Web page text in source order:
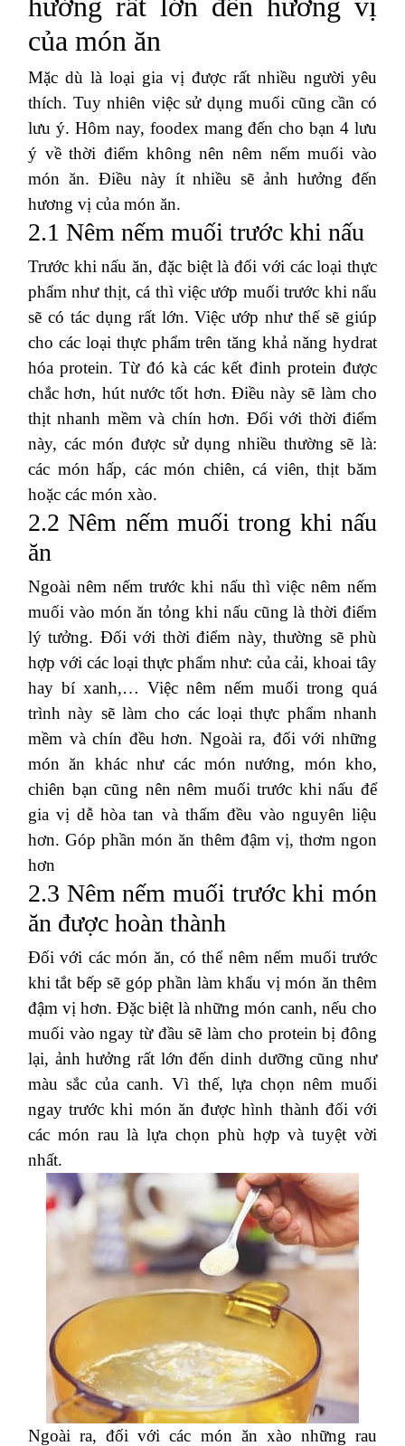
của món ăn
Mặc dù là loại gia vị được rất nhiều người yêu
thích. Tuy nhiên việc sử dụng muối cũng cần có
lưu ý. Hôm nay, foodex mang đến cho bạn 4 lưu
ý về thời điểm không nên nêm nếm muối vào
món ăn. Điều này ít nhiều sẽ ảnh hưởng đến
hương vị của món ăn.
2.1 Nêm nếm muối trước khi nấu
Trước khi nấu ăn, đặc biệt là đối với các loại thực
phẩm như thịt, cá thì việc ướp muối trước khi nấu
sẽ có tác dụng rất lớn. Việc ướp như thế sẽ giúp
cho các loại thực phẩm trên tăng khả năng hydrat
hóa protein. Từ đó kà các kết đinh protein được
chắc hơn, hút nước tốt hơn. Điều này sẽ làm cho
thịt nhanh mềm và chín hơn. Đối với thời điểm
này, các món được sử dụng nhiều thường sẽ là:
các món hấp, các món chiên, cá viên, thịt băm
hoặc các món xào.
2.2 Nêm nếm muối trong khi nấu
ăn
Ngoài nêm nếm trước khi nấu thì việc nêm nếm
muối vào món ăn tỏng khi nấu cũng là thời điểm
lý tưởng. Đối với thời điểm này, thường sẽ phù
hợp với các loại thực phẩm như: của cải, khoai tây
hay bí xanh,… Việc nêm nếm muối trong quá
trình này sẽ làm cho các loại thực phẩm nhanh
mềm và chín đều hơn. Ngoài ra, đối với những
món ăn khác như các món nướng, món kho,
chiên bạn cũng nên nêm muối trước khi nấu để
gia vị dễ hòa tan và thấm đều vào nguyên liệu
hơn. Góp phần món ăn thêm đậm vị, thơm ngon
hơn
2.3 Nêm nếm muối trước khi món
ăn được hoàn thành
Đối với các món ăn, có thể nêm nếm muối trước
khi tắt bếp sẽ góp phần làm khẩu vị món ăn thêm
đậm vị hơn. Đặc biệt là những món canh, nếu cho
muối vào ngay từ đầu sẽ làm cho protein bị đông
lại, ảnh hưởng rất lớn đến dinh dưỡng cũng như
màu sắc của canh. Vì thế, lựa chọn nêm muối
ngay trước khi món ăn được hình thành đối với
các món rau là lựa chọn phù hợp và tuyệt vời
nhất.
Ngoài ra, đối với các món ăn xào những rau